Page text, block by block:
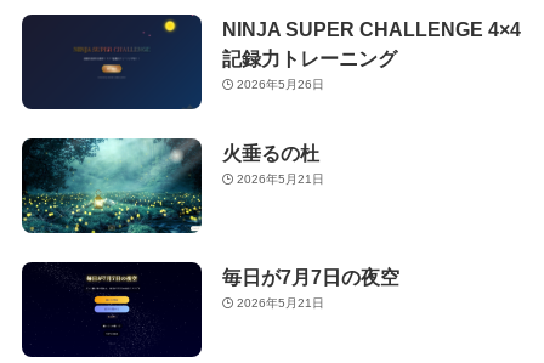
NINJA SUPER CHALLENGE 4×4
記録力トレーニング
2026年5月26日
火垂るの杜
2026年5月21日
毎日が7月7日の夜空
2026年5月21日